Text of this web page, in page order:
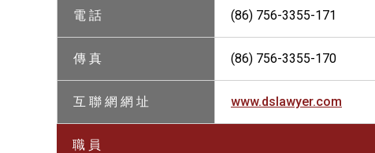
電 話 (86) 756-3355-171
傳 真 (86) 756-3355-170
互 聯 網 網 址 www.dslawyer.com
職 員